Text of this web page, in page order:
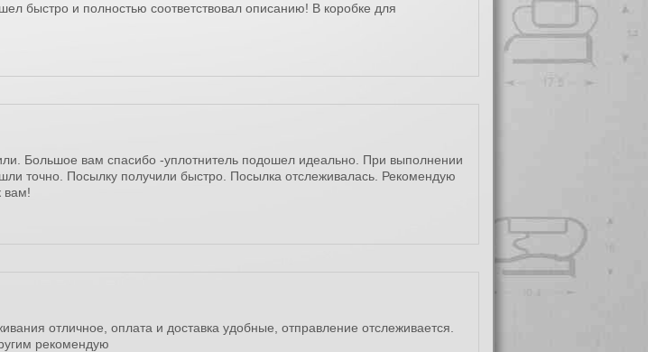
быстро и полностью соответствовал описанию! В коробке для
Большое вам спасибо -уплотнитель подошел идеально. При выполнении
точно. Посылку получили быстро. Посылка отслеживалась. Рекомендую
вам!
отличное, оплата и доставка удобные, отправление отслеживается.
рекомендую